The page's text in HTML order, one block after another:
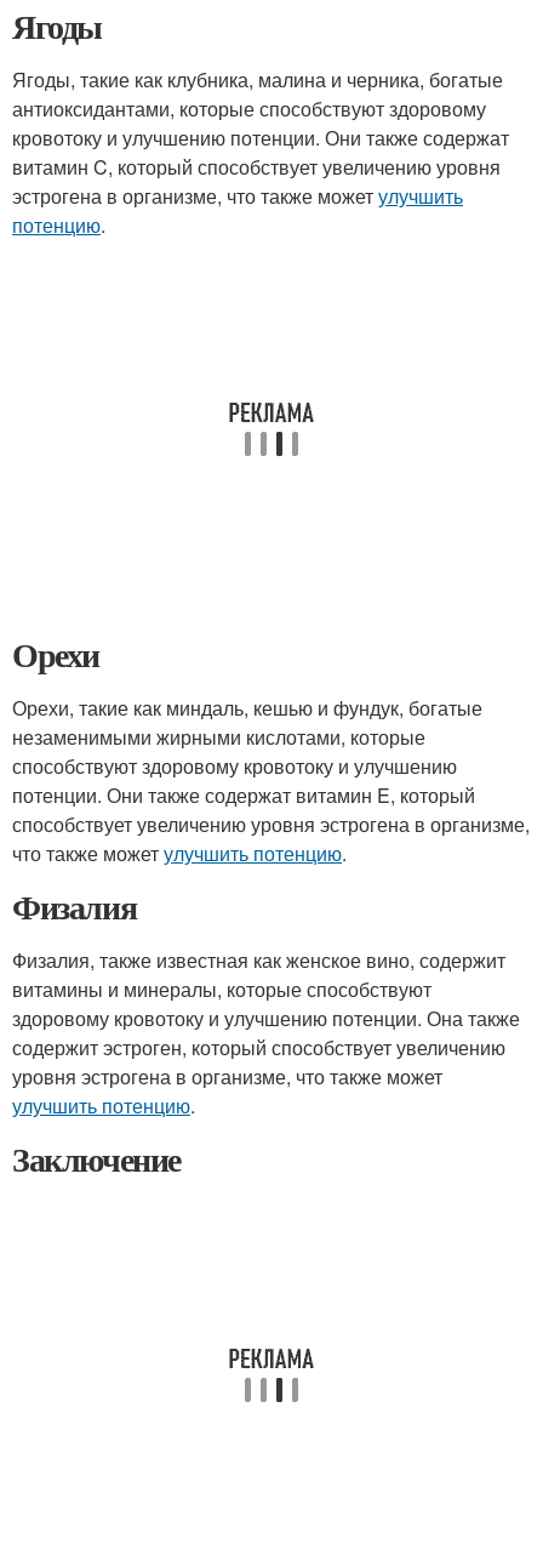
Ягоды
Ягоды, такие как клубника, малина и черника, богатые
антиоксидантами, которые способствуют здоровому
кровотоку и улучшению потенции. Они также содержат
витамин C, который способствует увеличению уровня
эстрогена в организме, что также можетулучшить
потенцию.
Орехи
Орехи, такие как миндаль, кешью и фундук, богатые
незаменимыми жирными кислотами, которые
способствуют здоровому кровотоку и улучшению
потенции. Они также содержат витамин E, который
способствует увеличению уровня эстрогена в организме,
что также можетулучшить потенцию.
Физалия
Физалия, также известная как женское вино, содержит
витамины и минералы, которые способствуют
здоровому кровотоку и улучшению потенции. Она также
содержит эстроген, который способствует увеличению
уровня эстрогена в организме, что также может
улучшить потенцию.
Заключение